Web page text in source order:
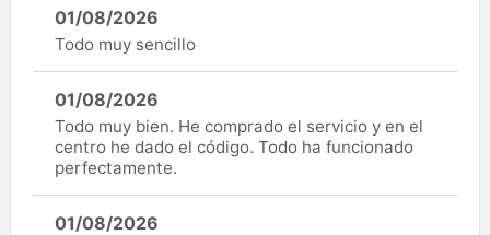
01/08/2026
Todo muy sencillo
01/08/2026
Todo muy bien. He comprado el servicio y en el
centro he dado el código. Todo ha funcionado
perfectamente.
01/08/2026